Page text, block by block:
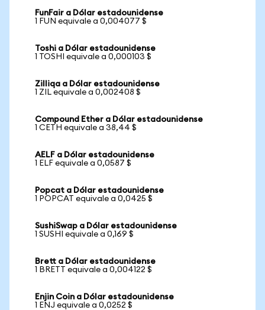
FunFair a Dólar estadounidense
1 FUN equivale a 0,004077 $
Toshi a Dólar estadounidense
1 TOSHI equivale a 0,000103 $
Zilliqa a Dólar estadounidense
1 ZIL equivale a 0,002408 $
Compound Ether a Dólar estadounidense
1 CETH equivale a 38,44 $
AELF a Dólar estadounidense
1 ELF equivale a 0,0587 $
Popcat a Dólar estadounidense
1 POPCAT equivale a 0,0425 $
SushiSwap a Dólar estadounidense
1 SUSHI equivale a 0,169 $
Brett a Dólar estadounidense
1 BRETT equivale a 0,004122 $
Enjin Coin a Dólar estadounidense
1 ENJ equivale a 0,0252 $